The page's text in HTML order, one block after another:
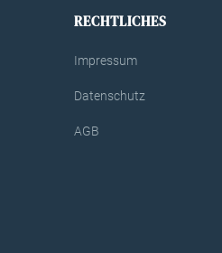
RECHTLICHES
Impressum
Datenschutz
AGB